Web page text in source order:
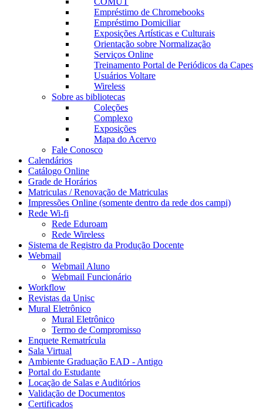
Empréstimo de Chromebooks
Empréstimo Domiciliar
Exposições Artísticas e Culturais
Orientação sobre Normalização
Serviços Online
Treinamento Portal de Periódicos da Capes
Usuários Voltare
Wireless
Sobre as bibliotecas
Coleções
Complexo
Exposições
Mapa do Acervo
Fale Conosco
Calendários
Catálogo Online
Grade de Horários
Matriculas / Renovação de Matriculas
Impressões Online (somente dentro da rede dos campi)
Rede Wi-fi
Rede Eduroam
Rede Wireless
Sistema de Registro da Produção Docente
Webmail
Webmail Aluno
Webmail Funcionário
Workflow
Revistas da Unisc
Mural Eletrônico
Mural Eletrônico
Termo de Compromisso
Enquete Rematrícula
Sala Virtual
Ambiente Graduação EAD - Antigo
Portal do Estudante
Locação de Salas e Auditórios
Validação de Documentos
Certificados